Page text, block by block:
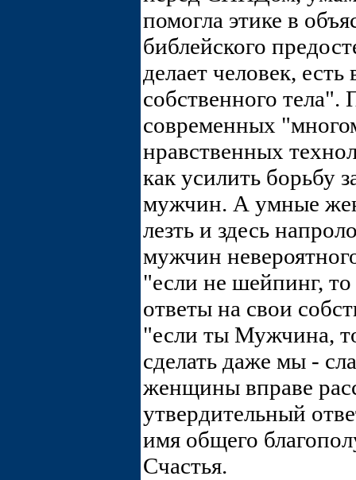
помогла этике в
библейского
делает человек,
собственного
современных
нравственных
как усилить борьбу
мужчин. А умные
лезть и здесь
мужчин
"если не шейпинг,
ответы на свои
"если ты Мужчина,
сделать даже мы -
женщины вправе
утвердительный
имя общего
Счастья.